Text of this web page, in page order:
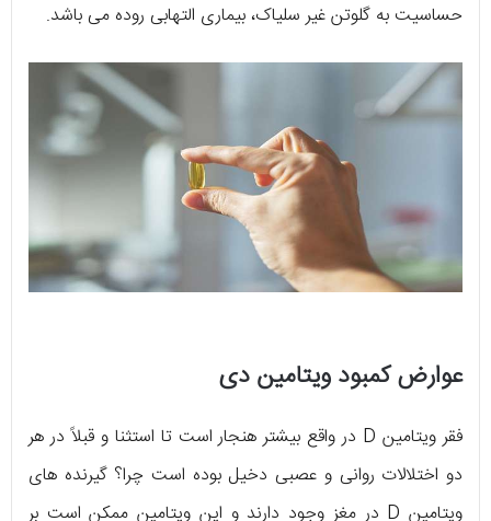
حساسیت به گلوتن غیر سلیاک، بیماری التهابی روده می باشد.
عوارض کمبود ویتامین دی
فقر ویتامین D در واقع بیشتر هنجار است تا استثنا و قبلاً در هر
دو اختلالات روانی و عصبی دخیل بوده است چرا؟ گیرنده های
ویتامین D در مغز وجود دارند و این ویتامین ممکن است بر